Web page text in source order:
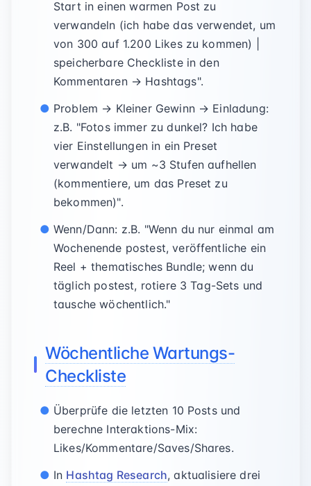
Start in einen warmen Post zu
verwandeln (ich habe das verwendet, um
von 300 auf 1.200 Likes zu kommen) |
speicherbare Checkliste in den
Kommentaren → Hashtags".
Problem → Kleiner Gewinn → Einladung:
z.B. "Fotos immer zu dunkel? Ich habe
vier Einstellungen in ein Preset
verwandelt → um ~3 Stufen aufhellen
(kommentiere, um das Preset zu
bekommen)".
Wenn/Dann: z.B. "Wenn du nur einmal am
Wochenende postest, veröffentliche ein
Reel + thematisches Bundle; wenn du
täglich postest, rotiere 3 Tag-Sets und
tausche wöchentlich."
Wöchentliche Wartungs-
Checkliste
Überprüfe die letzten 10 Posts und
berechne Interaktions-Mix:
Likes/Kommentare/Saves/Shares.
In Hashtag Research, aktualisiere drei